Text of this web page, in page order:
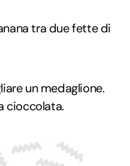
tra due fette di
un medaglione.
cioccolata.